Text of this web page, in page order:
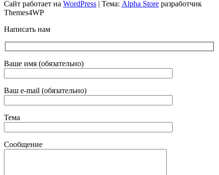
Сайт работает на WordPress | Тема: Alpha Store разработчик
Themes4WP
Написать нам
Ваше имя (обязательно)
Ваш e-mail (обязательно)
Тема
Сообщение